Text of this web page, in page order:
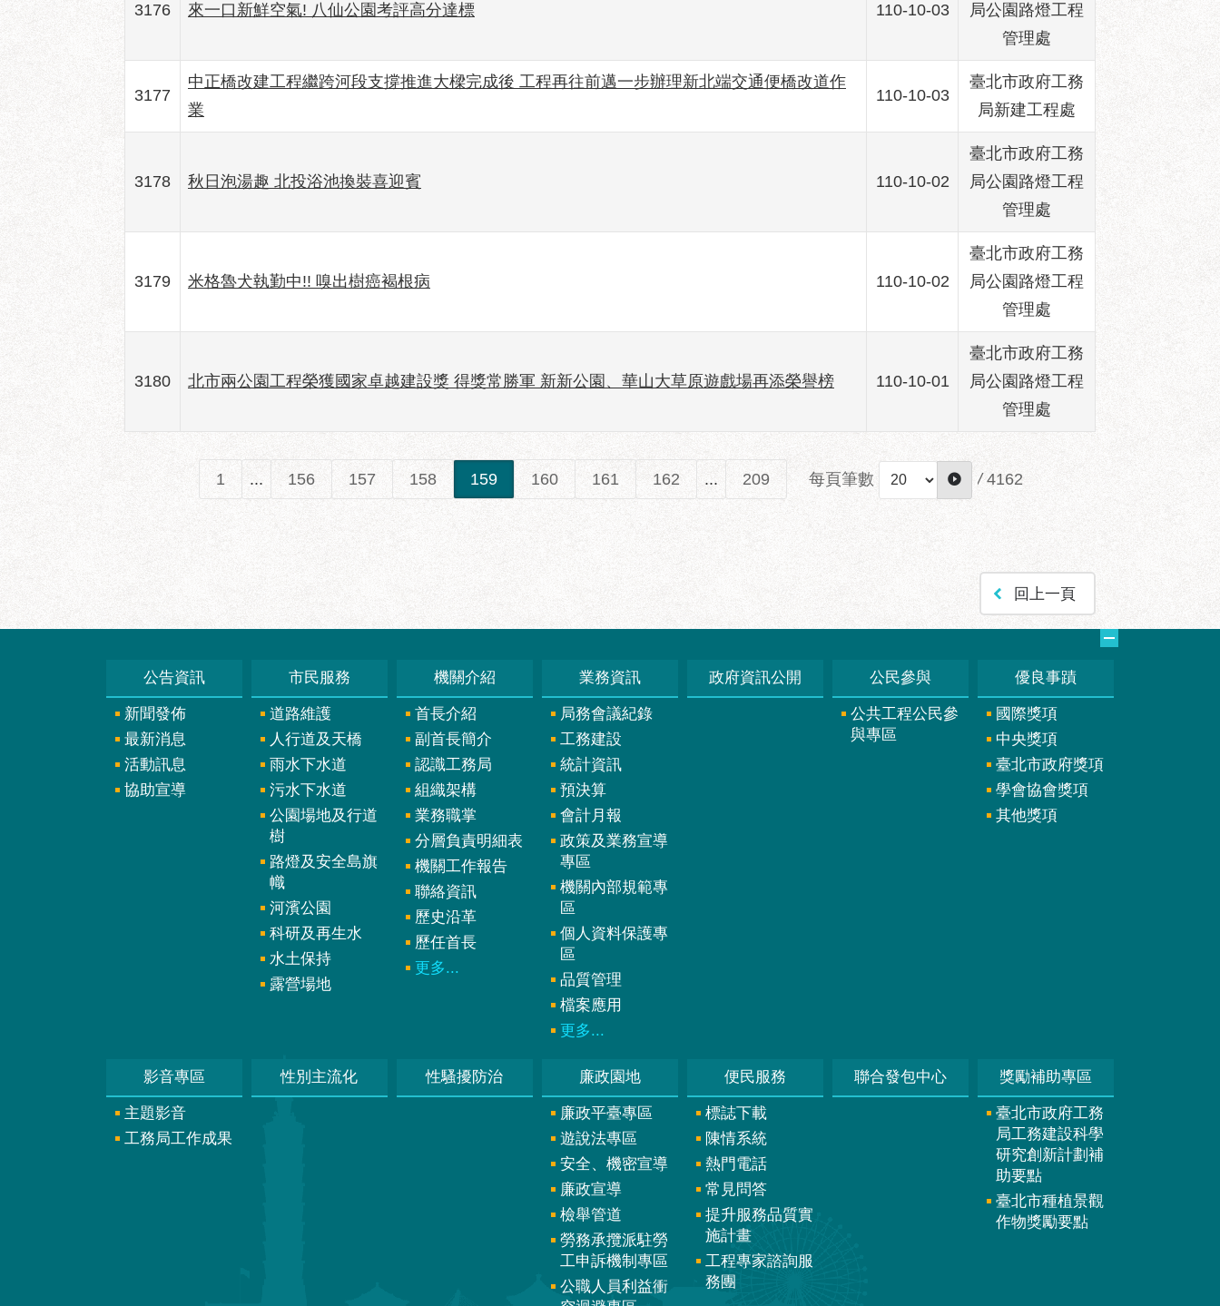
3176 來一口新鮮空氣! 八仙公園考評高分達標 110-10-03
局公園路燈工程
管理處
3177
中正橋改建工程繼跨河段支撐推進大樑完成後 工程再往前邁一步辦理新北端交通便橋改道作
業
110-10-03
臺北市政府工務
局新建工程處
3178 秋日泡湯趣 北投浴池換裝喜迎賓 110-10-02
臺北市政府工務
局公園路燈工程
管理處
3179 米格魯犬執勤中!! 嗅出樹癌褐根病 110-10-02
臺北市政府工務
局公園路燈工程
管理處
3180 北市兩公園工程榮獲國家卓越建設獎 得獎常勝軍 新新公園、華山大草原遊戲場再添榮譽榜 110-10-01
臺北市政府工務
局公園路燈工程
管理處
1 ... 156 157 158 159 160 161 162 ... 209 每頁筆數 / 4162
回上一頁
公告資訊
新聞發佈
最新消息
活動訊息
協助宣導
市民服務
道路維護
人行道及天橋
雨水下水道
污水下水道
公園場地及行道
樹
路燈及安全島旗
幟
河濱公園
科研及再生水
水土保持
露營場地
機關介紹
首長介紹
副首長簡介
認識工務局
組織架構
業務職掌
分層負責明細表
機關工作報告
聯絡資訊
歷史沿革
歷任首長
更多...
業務資訊
局務會議紀錄
工務建設
統計資訊
預決算
會計月報
政策及業務宣導
專區
機關內部規範專
區
個人資料保護專
區
品質管理
檔案應用
更多...
政府資訊公開 公民參與
公共工程公民參
與專區
優良事蹟
國際獎項
中央獎項
臺北市政府獎項
學會協會獎項
其他獎項
影音專區
主題影音
工務局工作成果
性別主流化 性騷擾防治 廉政園地
廉政平臺專區
遊說法專區
安全、機密宣導
廉政宣導
檢舉管道
勞務承攬派駐勞
工申訴機制專區
公職人員利益衝
便民服務
標誌下載
陳情系統
熱門電話
常見問答
提升服務品質實
施計畫
工程專家諮詢服
務團
聯合發包中心 獎勵補助專區
臺北市政府工務
局工務建設科學
研究創新計劃補
助要點
臺北市種植景觀
作物獎勵要點